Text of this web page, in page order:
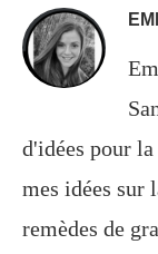
d'idées pour
mes idées sur
remèdes de